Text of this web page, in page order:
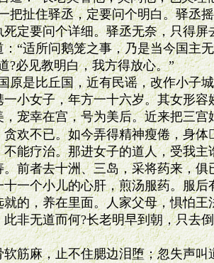
把扯住驿丞，定要问个明白。驿丞
定要问个详细。驿丞无奈，只得
“适所问鹅笼之事，乃是当今国主
?必见教明白，我方得放心。”
比丘国，近有民谣，改作小子城
小女子，年方一十六岁。其女形
宠幸在宫，号为美后。近来把三
欢不已。如今弄得精神瘦倦，身
能疗治。那进女子的道人，受我
前者去十洲、三岛，采将药来，
一个小儿的心肝，煎汤服药。服
的，养在里面。人家父母，惧怕
非无道而何?长老明早到朝，只去
麻，止不住腮边泪堕；忽失声叫